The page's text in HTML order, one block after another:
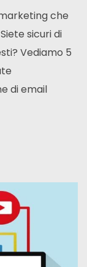
che
sicuri di
Vediamo 5
di email